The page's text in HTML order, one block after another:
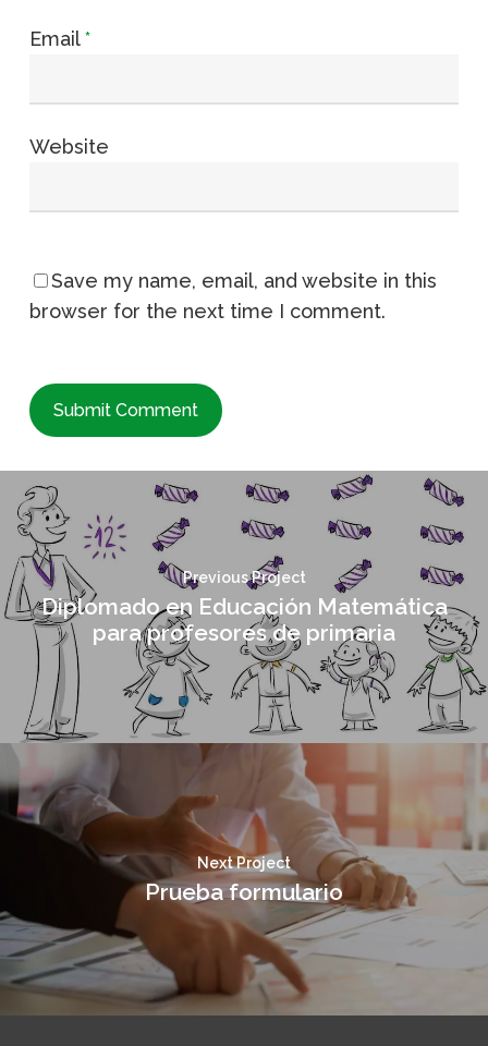
Email*
Website
Save my name, email, and website in this
browser for the next time I comment.
Previous Project
Diplomado en Educación Matemática
para profesores de primaria
Next Project
Prueba formulario